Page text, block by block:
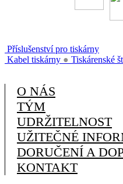
Příslušenství pro tiskárny
Kabel tiskárny ● Tiskárenské
O NÁS
TÝM
UDRŽITELNOST
UŽITEČNÉ
DORUČENÍ A
KONTAKT